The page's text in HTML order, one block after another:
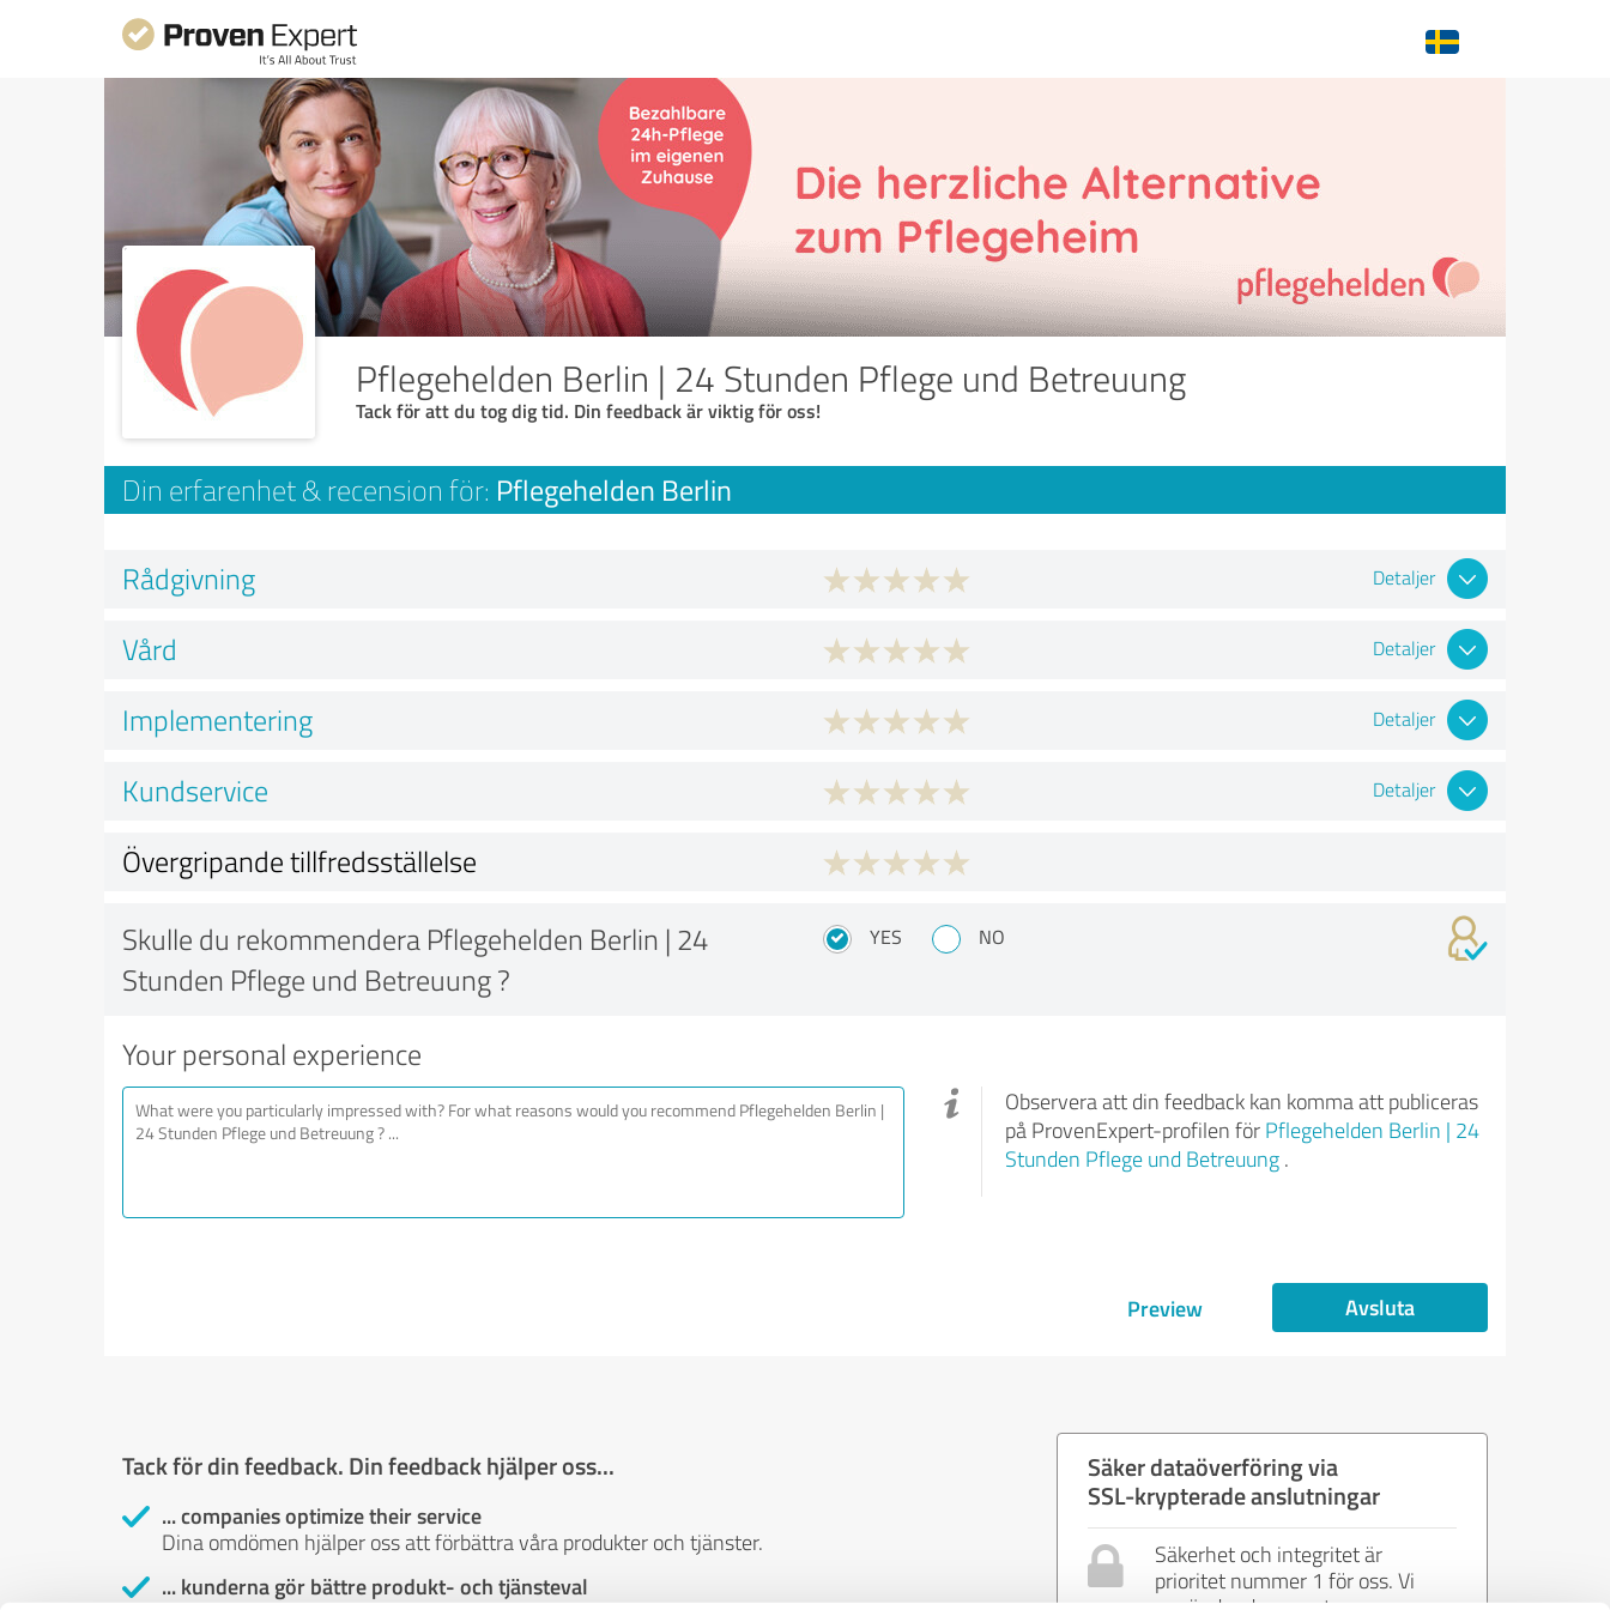
Pflegehelden Berlin | 24 Stunden Pflege und Betreuung
Tack för att du tog dig tid. Din feedback är viktig för oss!
Din erfarenhet & recension för: Pflegehelden Berlin
Rådgivning Detaljer
Vård Detaljer
Implementering Detaljer
Kundservice Detaljer
Övergripande tillfredsställelse
Skulle du rekommendera Pflegehelden Berlin | 24
Stunden Pflege und Betreuung ?
YES NO
Your personal experience
Observera att din feedback kan komma att publiceras
på ProvenExpert-profilen för Pflegehelden Berlin | 24
Stunden Pflege und Betreuung.
Preview Avsluta
Tack för din feedback. Din feedback hjälper oss...
... companies optimize their service
Dina omdömen hjälper oss att förbättra våra produkter och tjänster.
... kunderna gör bättre produkt- och tjänsteval
Säker dataöverföring via
SSL-krypterade anslutningar
Säkerhet och integritet är
prioritet nummer 1 för oss. Vi